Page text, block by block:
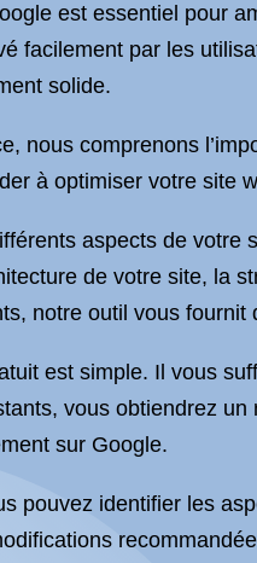
est essentiel pour
facilement par les
solide.
nous comprenons
à optimiser votre site
aspects de
de votre site, la
notre outil vous
est simple. Il vous
vous obtiendrez
sur Google.
pouvez identifier les